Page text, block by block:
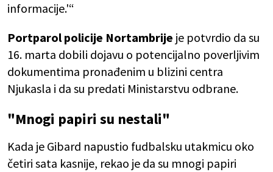
informacije.'“
Portparol policije Nortambrije je potvrdio da su
16. marta dobili dojavu o potencijalno poverljivim
dokumentima pronađenim u blizini centra
Njukasla i da su predati Ministarstvu odbrane.
"Mnogi papiri su nestali"
Kada je Gibard napustio fudbalsku utakmicu oko
četiri sata kasnije, rekao je da su mnogi papiri